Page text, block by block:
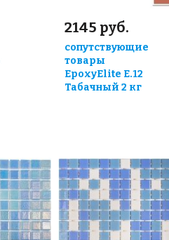
2145 руб.
сопутствующие
товары
EpoxyElite E.12
Табачный 2 кг